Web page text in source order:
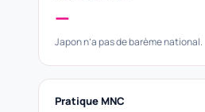
—
Japon n’a pas de barème national.
Pratique MNC